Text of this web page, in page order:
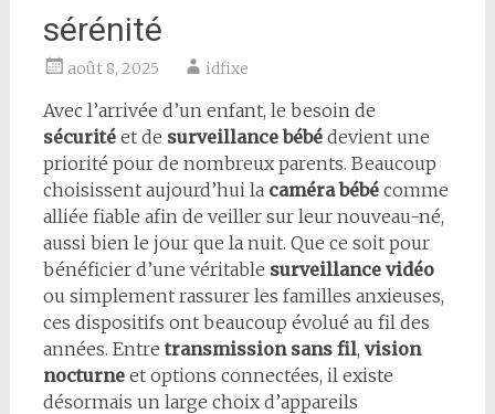
sérénité
août 8, 2025 idfixe
Avec l’arrivée d’un enfant, le besoin de
sécuritéet de surveillance bébédevient une
priorité pour de nombreux parents. Beaucoup
choisissent aujourd’hui la caméra bébécomme
alliée fiable afin de veiller sur leur nouveau-né,
aussi bien le jour que la nuit. Que ce soit pour
bénéficier d’une véritable surveillance vidéo
ou simplement rassurer les familles anxieuses,
ces dispositifs ont beaucoup évolué au fil des
années. Entretransmission sans fil, vision
nocturneet options connectées, il existe
désormais un large choix d’appareils